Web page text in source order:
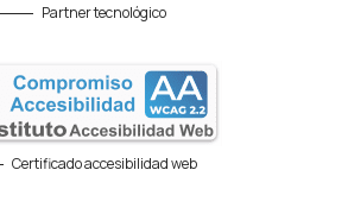
Partner tecnológico
Certificado accesibilidad web